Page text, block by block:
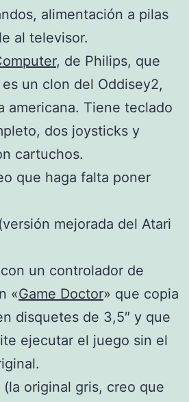
alimentación a pilas
al televisor.
, de Philips, que
un clon del Oddisey2,
americana. Tiene teclado
dos joysticks y
cartuchos.
que haga falta poner
(versión mejorada del Atari
un controlador de
«Game Doctor» que copia
disquetes de 3,5″ y que
ejecutar el juego sin el
(la original gris, creo que